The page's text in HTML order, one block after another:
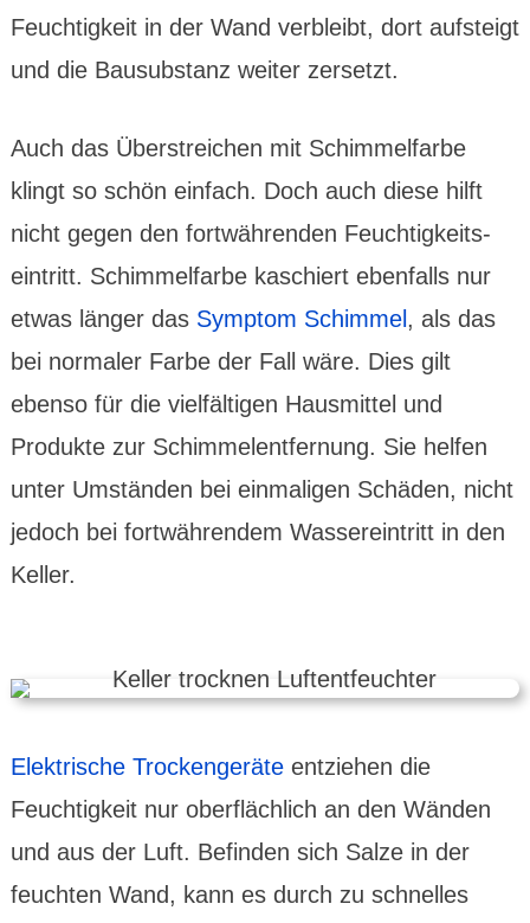
Feuchtig­keit in der Wand verbleibt, dort aufsteigt
und die Bausubs­tanz weiter zersetzt.
Auch das Über­strei­chen mit Schimmel­­farbe
klingt so schön einfach. Doch auch diese hilft
nicht gegen den fort­wäh­renden Feuchtig­keits­
eintritt. Schimmel­farbe kaschiert eben­falls nur
etwas länger das Symp­tom Schimmel , als das
bei normaler Farbe der Fall wäre. Dies gilt
ebenso für die viel­fäl­tigen Haus­mittel und
Produkte zur Schimmel­ent­fernung. Sie helfen
unter Umständen bei einmaligen Schäden, nicht
jedoch bei fort­währen­dem Wasser­ein­tritt in den
Keller.
Elek­trische Trocken­geräteentziehen die
Feuchtig­keit nur ober­fläch­lich an den Wänden
und aus der Luft. Befinden sich Salze in der
feuchten Wand, kann es durch zu schnelles